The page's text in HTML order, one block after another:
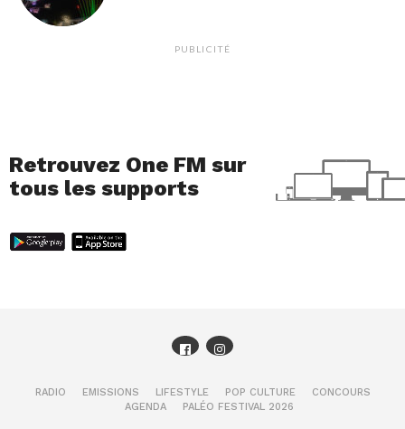
PUBLICITÉ
Retrouvez One FM sur
tous les supports
RADIO EMISSIONS LIFESTYLE POP CULTURE
CONCOURS
AGENDA
PALÉO FESTIVAL 2026